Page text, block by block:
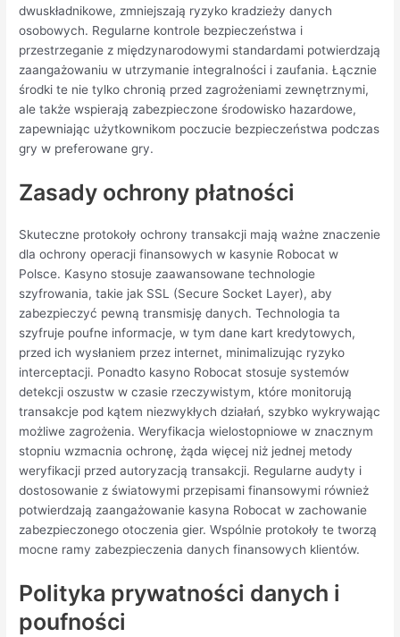
dwuskładnikowe, zmniejszają ryzyko kradzieży danych
osobowych. Regularne kontrole bezpieczeństwa i
przestrzeganie z międzynarodowymi standardami potwierdzają
zaangażowaniu w utrzymanie integralności i zaufania. Łącznie
środki te nie tylko chronią przed zagrożeniami zewnętrznymi,
ale także wspierają zabezpieczone środowisko hazardowe,
zapewniając użytkownikom poczucie bezpieczeństwa podczas
gry w preferowane gry.
Zasady ochrony płatności
Skuteczne protokoły ochrony transakcji mają ważne znaczenie
dla ochrony operacji finansowych w kasynie Robocat w
Polsce. Kasyno stosuje zaawansowane technologie
szyfrowania, takie jak SSL (Secure Socket Layer), aby
zabezpieczyć pewną transmisję danych. Technologia ta
szyfruje poufne informacje, w tym dane kart kredytowych,
przed ich wysłaniem przez internet, minimalizując ryzyko
interceptacji. Ponadto kasyno Robocat stosuje systemów
detekcji oszustw w czasie rzeczywistym, które monitorują
transakcje pod kątem niezwykłych działań, szybko wykrywając
możliwe zagrożenia. Weryfikacja wielostopniowe w znacznym
stopniu wzmacnia ochronę, żąda więcej niż jednej metody
weryfikacji przed autoryzacją transakcji. Regularne audyty i
dostosowanie z światowymi przepisami finansowymi również
potwierdzają zaangażowanie kasyna Robocat w zachowanie
zabezpieczonego otoczenia gier. Wspólnie protokoły te tworzą
mocne ramy zabezpieczenia danych finansowych klientów.
Polityka prywatności danych i
poufności